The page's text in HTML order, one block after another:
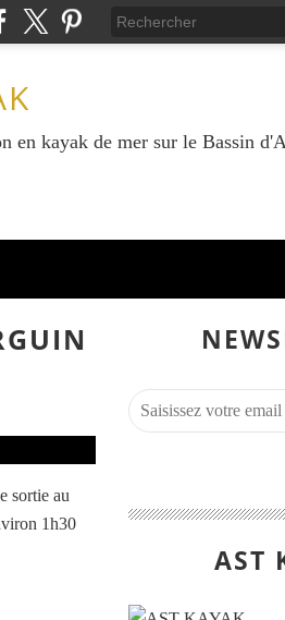
kayak de mer sur le Bassin
sortie au
1h30
AST